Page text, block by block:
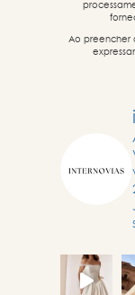
Ao preencher